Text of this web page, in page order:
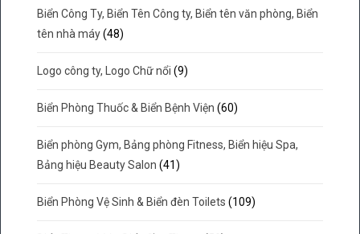
Biển Công Ty, Biển Tên Công ty, Biển tên văn phòng, Biển
tên nhà máy (48)
Logo công ty, Logo Chữ nổi (9)
Biển Phòng Thuốc & Biển Bệnh Viện (60)
Biển phòng Gym, Bảng phòng Fitness, Biển hiệu Spa,
Bảng hiệu Beauty Salon (41)
Biển Phòng Vệ Sinh & Biển đèn Toilets (109)